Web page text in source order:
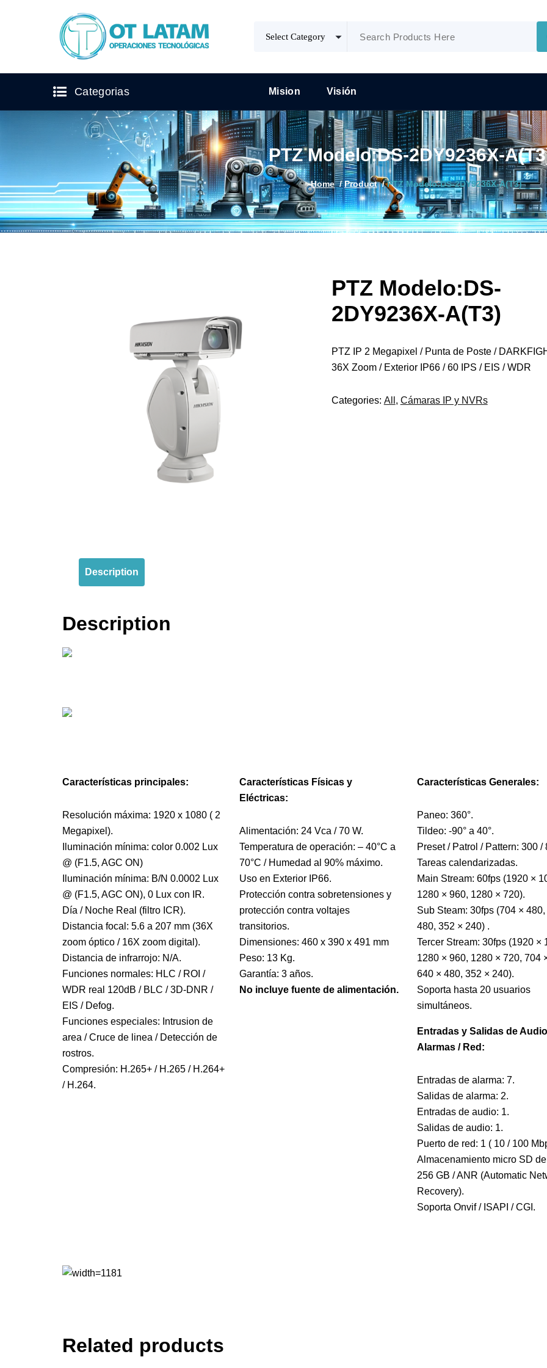
Categorias Mision Visión
PTZ Modelo:DS-2DY9236X-
Home/Product/PTZ Modelo:DS-2DY9236X-A(T3)
PTZ Modelo:DS-
2DY9236X-A(T3)
PTZ IP 2 Megapixel / Punta de Poste /
36X Zoom / Exterior IP66 / 60 IPS / EIS / WDR
Categories: All , Cámaras IP y NVRs
Description
Description
Características principales:
Resolución máxima: 1920 x 1080 ( 2
Megapixel).
Iluminación mínima: color 0.002 Lux
@ (F1.5, AGC ON)
Iluminación mínima: B/N 0.0002 Lux
@ (F1.5, AGC ON), 0 Lux con IR.
Día / Noche Real (filtro ICR).
Distancia focal: 5.6 a 207 mm (36X
zoom óptico / 16X zoom digital).
Distancia de infrarrojo: N/A.
Funciones normales: HLC / ROI /
WDR real 120dB / BLC / 3D-DNR /
EIS / Defog.
Funciones especiales: Intrusion de
area / Cruce de linea / Detección de
rostros.
Compresión: H.265+ / H.265 / H.264+
/ H.264.
Características Físicas y
Eléctricas:
Alimentación: 24 Vca / 70 W.
Temperatura de operación: – 40°C a
70°C / Humedad al 90% máximo.
Uso en Exterior IP66.
Protección contra sobretensiones y
protección contra voltajes
transitorios.
Dimensiones: 460 x 390 x 491 mm
Peso: 13 Kg.
Garantía: 3 años.
No incluye fuente de alimentación.
Características Generales:
Paneo: 360°.
Tildeo: -90° a 40°.
Preset / Patrol / Pattern: 300 /
Tareas calendarizadas.
Main Stream: 60fps (1920 ×
1280 × 960, 1280 × 720).
Sub Steam: 30fps (704 × 480,
480, 352 × 240) .
Tercer Stream: 30fps (1920 ×
1280 × 960, 1280 × 720, 704
640 × 480, 352 × 240).
Soporta hasta 20 usuarios
simultáneos.
Entradas y Salidas de
Alarmas / Red:
Entradas de alarma: 7.
Salidas de alarma: 2.
Entradas de audio: 1.
Salidas de audio: 1.
Puerto de red: 1 ( 10 / 100
Almacenamiento micro SD
256 GB / ANR (Automatic
Recovery).
Soporta Onvif / ISAPI / CGI.
Related products